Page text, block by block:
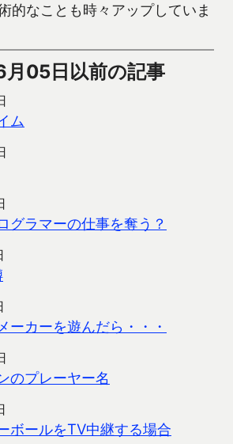
的なことも時々アップしていま
05日以前の記事
ム
グラマーの仕事を奪う？
ーカーを遊んだら・・・
のプレーヤー名
ボールをTV中継する場合